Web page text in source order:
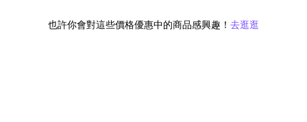
也許你會對這些價格優惠中的商品感興趣！ 去逛逛